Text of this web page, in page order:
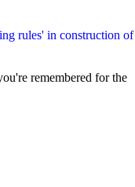
rules' in construction of
remembered for the